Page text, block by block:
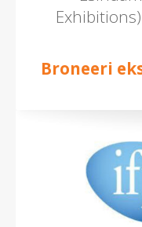
Broneeri